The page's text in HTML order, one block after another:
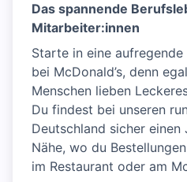
Das spannende
Mitarbeiter:innen
Starte in eine
bei McDonald’s, denn
Menschen lieben
Du findest bei unseren
Deutschland sicher
Nähe, wo du
im Restaurant oder am